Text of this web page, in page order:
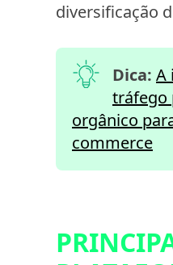
diversificação
Dica: A
tráfego
orgânico
commerce